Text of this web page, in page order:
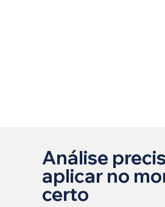
Análise
aplicar no
certo